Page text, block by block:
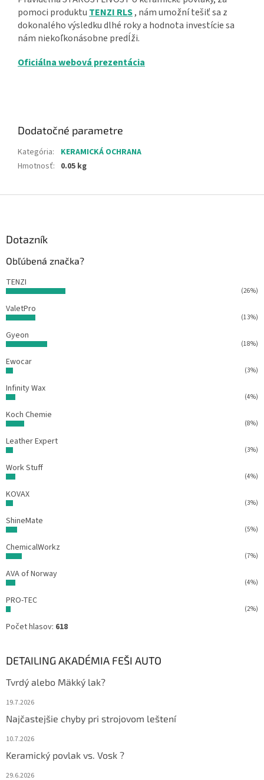
pomoci produktu TENZI RLS, nám umožní tešiť sa z
dokonalého výsledku dlhé roky a hodnota investície sa
nám niekoľkonásobne predĺži.
Oficiálna webová prezentácia
Dodatočné parametre
Kategória:
KERAMICKÁ OCHRANA
Hmotnosť: 0.05 kg
Dotazník
Obľúbená značka?
TENZI
(26%)
ValetPro
(13%)
Gyeon
(18%)
Ewocar
(3%)
Infinity Wax
(4%)
Koch Chemie
(8%)
Leather Expert
(3%)
Work Stuff
(4%)
KOVAX
(3%)
ShineMate
(5%)
ChemicalWorkz
(7%)
AVA of Norway
(4%)
PRO-TEC
(2%)
Počet hlasov: 618
DETAILING AKADÉMIA FEŠI AUTO
Tvrdý alebo Mäkký lak?
19.7.2026
Najčastejšie chyby pri strojovom leštení
10.7.2026
Keramický povlak vs. Vosk ?
29.6.2026